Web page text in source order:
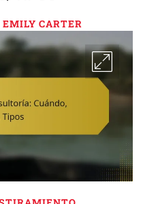
EMILY CARTER